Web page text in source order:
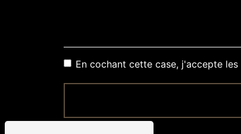
En cochant cette case, j'accepte